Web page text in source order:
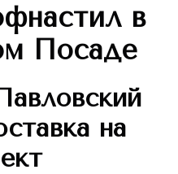
в
Посаде
на